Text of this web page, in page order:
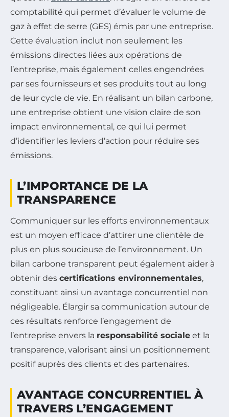
comptabilité qui permet d’évaluer le volume de
gaz à effet de serre (GES) émis par une entreprise.
Cette évaluation inclut non seulement les
émissions directes liées aux opérations de
l’entreprise, mais également celles engendrées
par ses fournisseurs et ses produits tout au long
de leur cycle de vie. En réalisant un bilan carbone,
une entreprise obtient une vision claire de son
impact environnemental, ce qui lui permet
d’identifier les leviers d’action pour réduire ses
émissions.
L’IMPORTANCE DE LA
TRANSPARENCE
Communiquer sur les efforts environnementaux
est un moyen efficace d’attirer une clientèle de
plus en plus soucieuse de l’environnement. Un
bilan carbone transparent peut également aider à
obtenir des certifications environnementales,
constituant ainsi un avantage concurrentiel non
négligeable. Élargir sa communication autour de
ces résultats renforce l’engagement de
l’entreprise envers la responsabilité sociale et la
transparence, valorisant ainsi un positionnement
positif auprès des clients et des partenaires.
AVANTAGE CONCURRENTIEL À
TRAVERS L’ENGAGEMENT